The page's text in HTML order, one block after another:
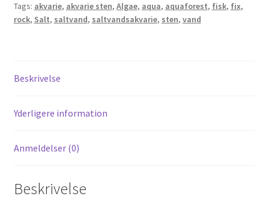
Tags: akvarie, akvarie sten, Algae, aqua, aquaforest, fisk, fix,
rock, Salt, saltvand, saltvandsakvarie, sten, vand
Beskrivelse
Yderligere information
Anmeldelser (0)
Beskrivelse